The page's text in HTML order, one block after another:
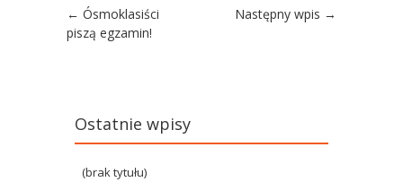
Post navigation
← Ósmoklasiści
piszą egzamin!
Następny wpis →
Ostatnie wpisy
(brak tytułu)